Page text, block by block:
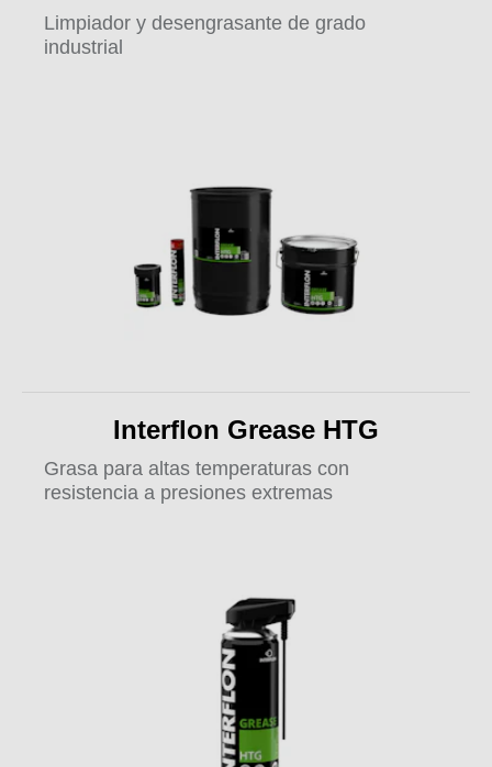
Limpiador y desengrasante de grado
industrial
Interflon Grease HTG
Grasa para altas temperaturas con
resistencia a presiones extremas